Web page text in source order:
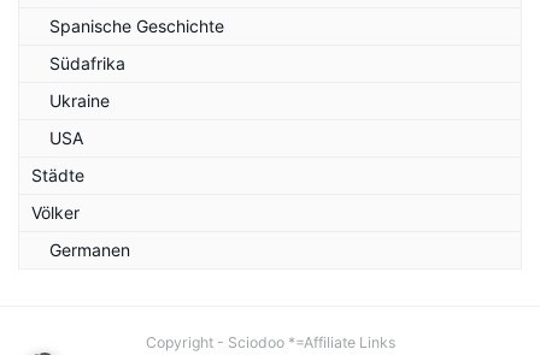
Spanische Geschichte
Südafrika
Ukraine
USA
Städte
Völker
Germanen
Copyright - Sciodoo *=Affiliate Links